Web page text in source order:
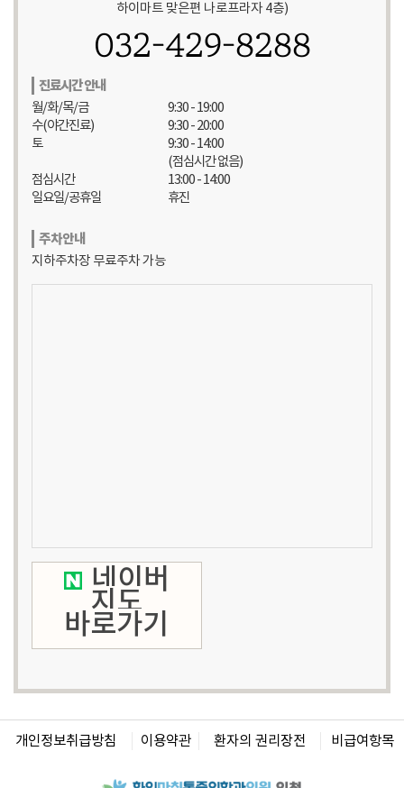
6. 정보주체의 권리ㆍ의무 및 행사방법
정보주체는 화인마취통증의학과의원에 대해 언제든지 다음 각 호의 개인
정보 보호 관련 권리를 행사할 수 있습니다.
처리정지 요구에 대해
개인정보 보호법 시행규칙 별지 제8호 서식에 따라 서면, 전자우편,
모사전송(FAX) 등을 통하여 하실 수 있으며 화인마취통증의학과의원 은
(는) 이에 대해 지체 없이 조치하겠습니다.
정보주체가 개인정보의 오류 등에 대한 정정 또는 삭제를 요구한
경우에는 정정 또는 삭제를 완료할 때까지 당해 개인정보를 이용하거나
제공하지 않습니다.
통하여 하실 수 있습니다.
이 경우 개인정보 보호법 시행규칙 별지 제11호 서식에 따른 위임장을
제출 하셔야 합니다.
② 화인마취통증의학과의원은(는) 다음의 방법으로 개인정보를
파기합니다.
ο 전자적 파일 : 파일 삭제, 디스크 포맷, 기록을 재생할 수 없는 기술적
방법을 사용합니다.
ο 종이 문서 : 분쇄하거나 소각
제공하기 위해서 이용자들의 정보를 수시로 저장하고 찾아내는 "쿠키
(cookie)" 등을 운용합니다.
하이마트 맞은편 나로프라자 4층)
032-429-8288
진료시간 안내
월/화/목/금
수(야간진료)
토
점심시간
일요일/공휴일
9:30 - 19:00
9:30 - 20:00
9:30 - 14:00
(점심시간 없음)
13:00 - 14:00
휴진
주차안내
지하주차장 무료주차 가능
네이버
지도
바로가기
개인정보취급방침 이용약관 환자의 권리장전 비급여항목